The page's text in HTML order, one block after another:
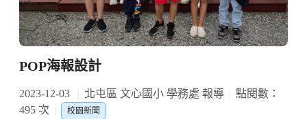
POP海報設計
2023-12-03 北屯區 文心國小 學務處 報導
點閱數：
495 次
校園新聞